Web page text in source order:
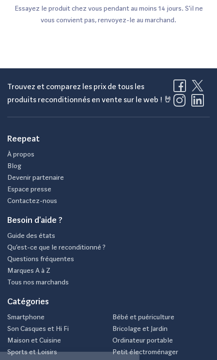
Essayez le produit chez vous pendant au moins 14 jours. S'il ne
vous convient pas, renvoyez-le au marchand.
Trouvez et comparez les prix de tous les
produits reconditionnés en vente sur le web ! 🤘
Reepeat
À propos
Blog
Devenir partenaire
Espace presse
Contactez-nous
Besoin d'aide ?
Guide des états
Qu’est-ce que le reconditionné ?
Questions fréquentes
Marques A à Z
Tous nos marchands
Catégories
Smartphone
Son Casques et Hi Fi
Maison et Cuisine
Sports et Loisirs
Bébé et puériculture
Bricolage et Jardin
Ordinateur portable
Petit électroménager